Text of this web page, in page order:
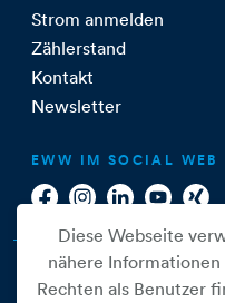
Strom anmelden
Zählerstand
Kontakt
Newsletter
EWW IM SOCIAL WEB
Diese Webseite
nähere Informationen
Rechten als Benutzer